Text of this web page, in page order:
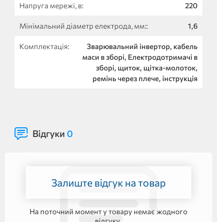
Напруга мережі, в: 220
Мінімальний діаметр електрода, мм:: 1,6
Комплектація:
Зварювальний інвертор, кабель
маси в зборі, Електродотримачі в
зборі, щиток, щітка-молоток,
ремінь через плече, інструкція
Відгуки 0
Залиште відгук на товар
На поточний момент у товару немає жодного